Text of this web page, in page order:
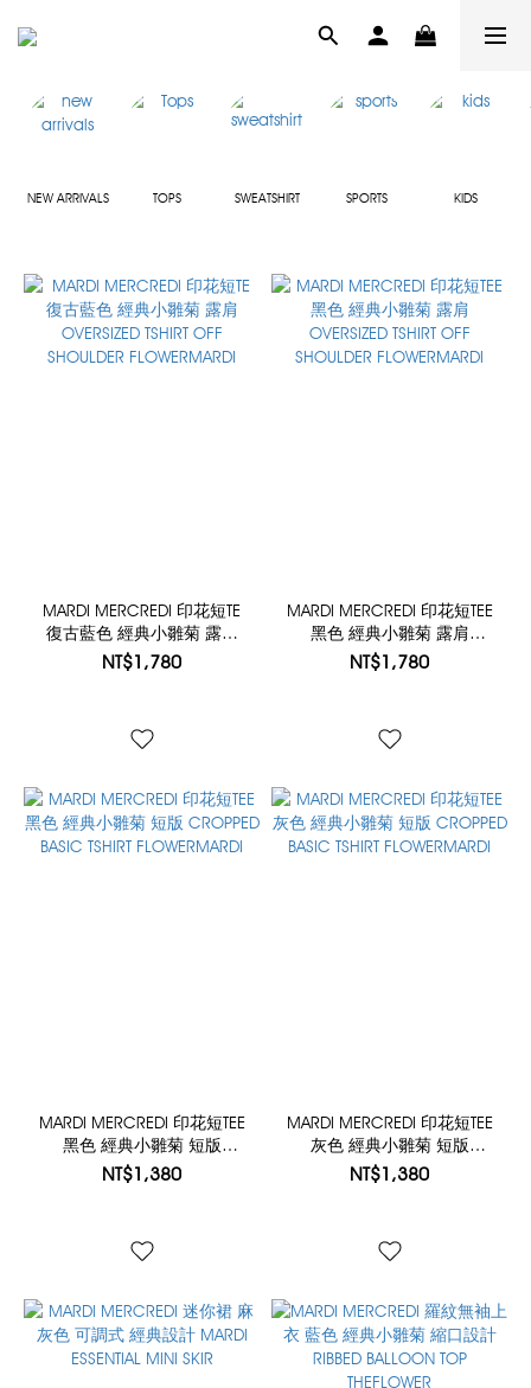
NEW ARRIVALS TOPS SWEATSHIRT SPORTS KIDS
MARDI MERCREDI 印花短TE
復古藍色 經典小雛菊 露肩
OVERSIZED TSHIRT OFF
NT$1,780
MARDI MERCREDI 印花短TEE
黑色 經典小雛菊 露肩
OVERSIZED TSHIRT OFF
NT$1,780
MARDI MERCREDI 印花短TEE
黑色 經典小雛菊 短版
CROPPED BASIC TSHIRT
NT$1,380
MARDI MERCREDI 印花短TEE
灰色 經典小雛菊 短版
CROPPED BASIC TSHIRT
NT$1,380